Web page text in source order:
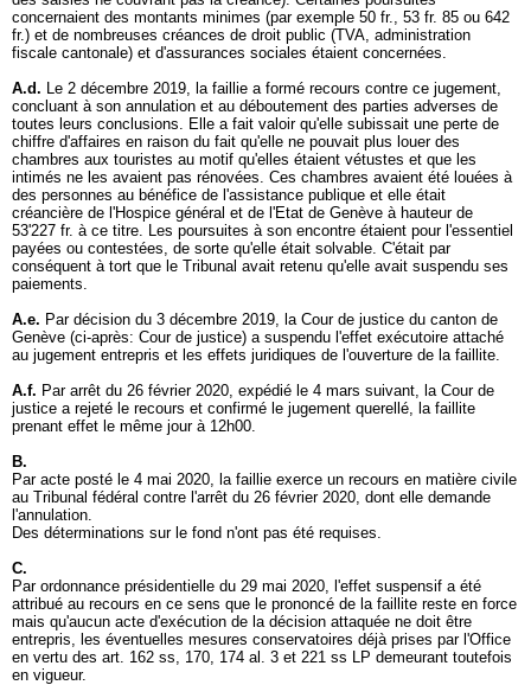
concernaient des montants minimes (par exemple 50 fr., 53 fr. 85 ou 642
fr.) et de nombreuses créances de droit public (TVA, administration
fiscale cantonale) et d'assurances sociales étaient concernées.
A.d. Le 2 décembre 2019, la faillie a formé recours contre ce jugement,
concluant à son annulation et au déboutement des parties adverses de
toutes leurs conclusions. Elle a fait valoir qu'elle subissait une perte de
chiffre d'affaires en raison du fait qu'elle ne pouvait plus louer des
chambres aux touristes au motif qu'elles étaient vétustes et que les
intimés ne les avaient pas rénovées. Ces chambres avaient été louées à
des personnes au bénéfice de l'assistance publique et elle était
créancière de l'Hospice général et de l'Etat de Genève à hauteur de
53'227 fr. à ce titre. Les poursuites à son encontre étaient pour l'essentiel
payées ou contestées, de sorte qu'elle était solvable. C'était par
conséquent à tort que le Tribunal avait retenu qu'elle avait suspendu ses
paiements.
A.e. Par décision du 3 décembre 2019, la Cour de justice du canton de
Genève (ci-après: Cour de justice) a suspendu l'effet exécutoire attaché
au jugement entrepris et les effets juridiques de l'ouverture de la faillite.
A.f. Par arrêt du 26 février 2020, expédié le 4 mars suivant, la Cour de
justice a rejeté le recours et confirmé le jugement querellé, la faillite
prenant effet le même jour à 12h00.
B.
Par acte posté le 4 mai 2020, la faillie exerce un recours en matière civile
au Tribunal fédéral contre l'arrêt du 26 février 2020, dont elle demande
l'annulation.
Des déterminations sur le fond n'ont pas été requises.
C.
Par ordonnance présidentielle du 29 mai 2020, l'effet suspensif a été
attribué au recours en ce sens que le prononcé de la faillite reste en force
mais qu'aucun acte d'exécution de la décision attaquée ne doit être
entrepris, les éventuelles mesures conservatoires déjà prises par l'Office
en vertu des art. 162 ss, 170, 174 al. 3 et 221 ss LP demeurant toutefois
en vigueur.